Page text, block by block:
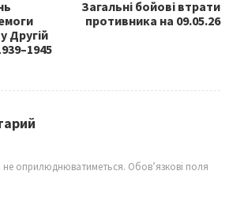
Другій
Загальні бойові втрати
противника на 09.05.26
не оприлюднюватиметься. Обов’язкові поля